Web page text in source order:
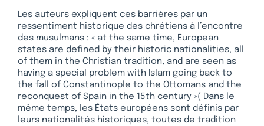
Les auteurs expliquent ces barrières par un
ressentiment historique des chrétiens à l’encontre
des musulmans : « at the same time, European
states are defined by their historic nationalities, all
of them in the Christian tradition, and are seen as
having a special problem with Islam going back to
the fall of Constantinople to the Ottomans and the
reconquest of Spain in the 15th century »( Dans le
même temps, les États européens sont définis par
leurs nationalités historiques, toutes de tradition